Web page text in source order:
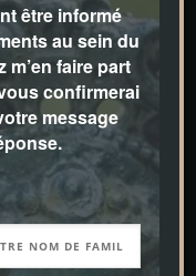
être informé
au sein du
m’en faire part
confirmerai
message